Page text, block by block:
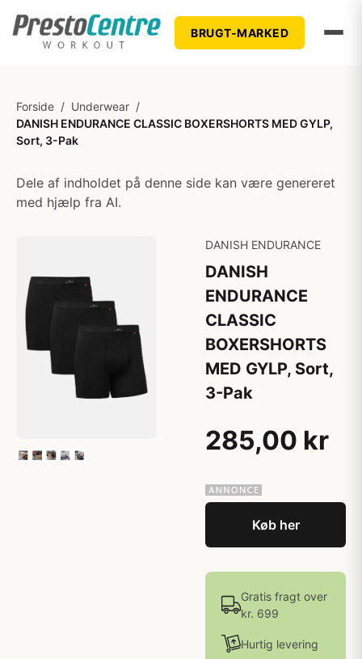
BRUGT-MARKED
Forside / Underwear /
DANISH ENDURANCE CLASSIC BOXERSHORTS MED GYLP,
Sort, 3-Pak
Dele af indholdet på denne side kan være genereret
med hjælp fra AI.
DANISH ENDURANCE
DANISH
ENDURANCE
CLASSIC
BOXERSHORTS
MED GYLP, Sort,
3-Pak
285,00 kr
Køb her
Gratis fragt over
kr. 699
Hurtig levering